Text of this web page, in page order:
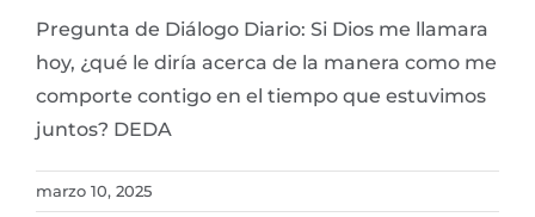
Pregunta de Diálogo Diario: Si Dios me llamara
hoy, ¿qué le diría acerca de la manera como me
comporte contigo en el tiempo que estuvimos
juntos? DEDA
marzo 10, 2025